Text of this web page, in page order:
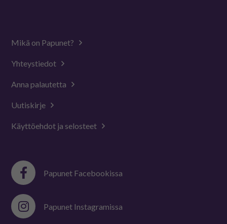
Mikä on Papunet?
Yhteystiedot
Anna palautetta
Uutiskirje
Käyttöehdot ja selosteet
Papunet Facebookissa
Papunet Instagramissa